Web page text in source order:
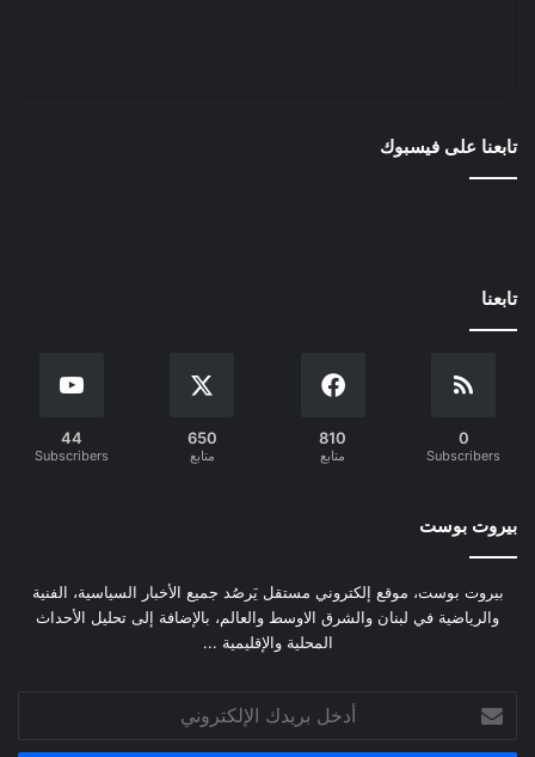
تابعنا على فيسبوك
تابعنا
0
Subscribers
810
متابع
650
متابع
44
Subscribers
بيروت بوست
بيروت بوست، موقع إلكتروني مستقل يَرصُد جميع الأخبار السياسية، الفنية
والرياضية في لبنان والشرق الاوسط والعالم، بالإضافة إلى تحليل الأحداث
المحلية والإقليمية ...
بريدك
الإلكتروني